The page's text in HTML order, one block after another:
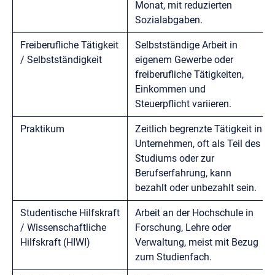
Monat, mit reduzierten
Sozialabgaben.
Freiberufliche Tätigkeit
/ Selbstständigkeit
Selbstständige Arbeit in
eigenem Gewerbe oder
freiberufliche Tätigkeiten,
Einkommen und
Steuerpflicht variieren.
Praktikum
Zeitlich begrenzte Tätigkeit in
Unternehmen, oft als Teil des
Studiums oder zur
Berufserfahrung, kann
bezahlt oder unbezahlt sein.
Studentische Hilfskraft
/ Wissenschaftliche
Hilfskraft (HIWI)
Arbeit an der Hochschule in
Forschung, Lehre oder
Verwaltung, meist mit Bezug
zum Studienfach.